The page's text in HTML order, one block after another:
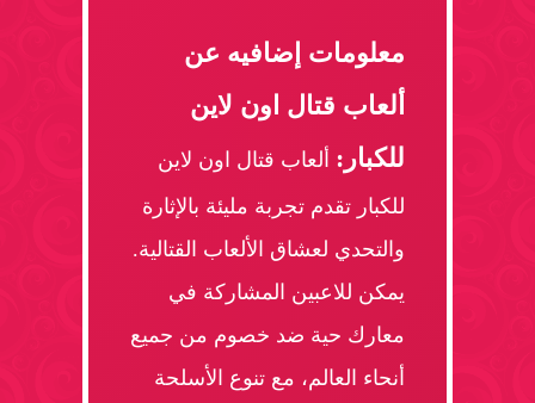
معلومات إضافيه عن
ألعاب قتال اون لاين
للكبار: ألعاب قتال اون لاين
للكبار تقدم تجربة مليئة بالإثارة
والتحدي لعشاق الألعاب القتالية.
يمكن للاعبين المشاركة في
معارك حية ضد خصوم من جميع
أنحاء العالم، مع تنوع الأسلحة